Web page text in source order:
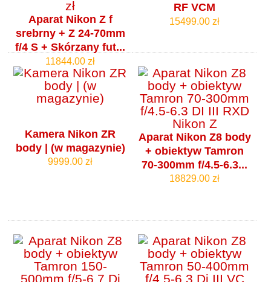
Aparat Nikon Z f
srebrny + Z 24-70mm
f/4 S + Skórzany fut...
11844.00 zł
RF VCM
15499.00 zł
Kamera Nikon ZR
body | (w magazynie)
9999.00 zł
Aparat Nikon Z8 body
+ obiektyw Tamron
70-300mm f/4.5-6.3...
18829.00 zł